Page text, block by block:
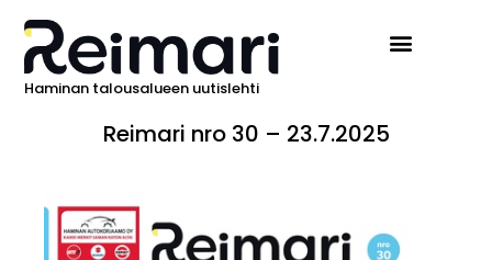
Haminan talousalueen uutislehti
Reimari nro 30 – 23.7.2025